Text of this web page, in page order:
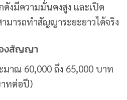
งมีความมั่นคงสูง และเปิด
มารถทำสัญญาระยะยาวได้จริง
องสัญญา
าณ 60,000 ถึง 65,000 บาท
าทต่อปี)